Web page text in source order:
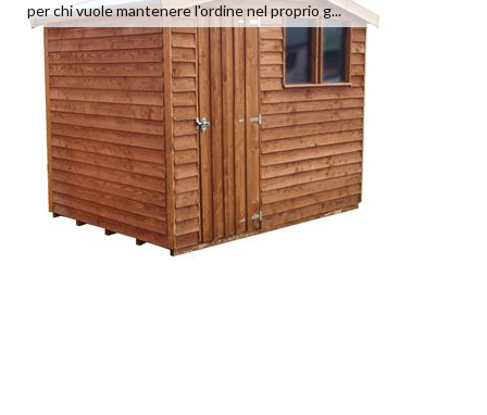
per chi vuole mantenere l'ordine nel proprio g...